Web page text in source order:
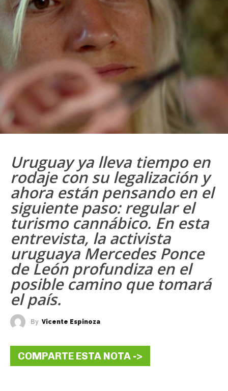
Uruguay ya lleva tiempo en
rodaje con su legalización y
ahora están pensando en el
siguiente paso: regular el
turismo cannábico. En esta
entrevista, la activista
uruguaya Mercedes Ponce
de León profundiza en el
posible camino que tomará
el país.
By Vicente Espinoza
COMPARTE ESTA NOTA ->